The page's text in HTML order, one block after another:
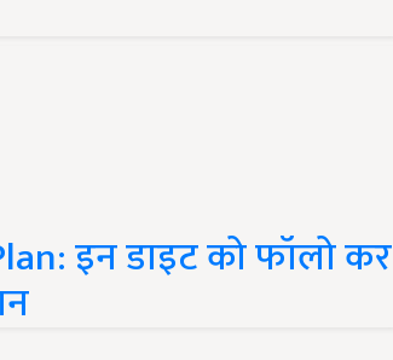
इन डाइट को फॉलो कर